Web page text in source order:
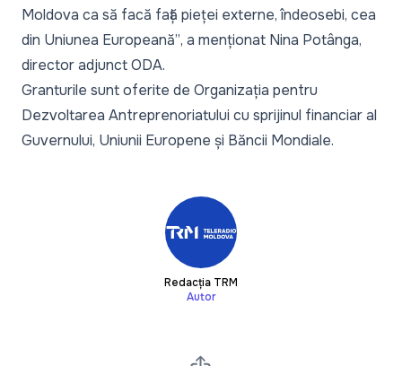
Moldova ca să facă față pieței externe, îndeosebi, cea
din Uniunea Europeană”, a menționat Nina Potânga,
director adjunct ODA.
Granturile sunt oferite de Organizația pentru
Dezvoltarea Antreprenoriatului cu sprijinul financiar al
Guvernului, Uniunii Europene și Băncii Mondiale.
Redacția TRM
Autor